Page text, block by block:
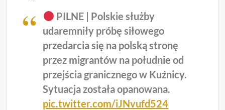
PILNE | Polskie służby
udaremniły próbę siłowego
przedarcia się na polską stronę
przez migrantów na południe od
przejścia granicznego w Kuźnicy.
Sytuacja została opanowana.
pic.twitter.com/iJNvufd524